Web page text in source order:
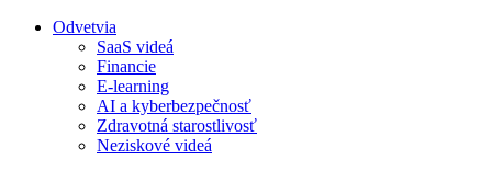
Odvetvia
SaaS videá
Financie
E-learning
AI a kyberbezpečnosť
Zdravotná starostlivosť
Neziskové videá